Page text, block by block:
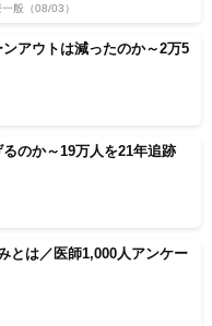
一般 （08/03）
アウトは減ったのか～2万5
のか～19万人を21年追跡
とは／医師1,000人アンケー